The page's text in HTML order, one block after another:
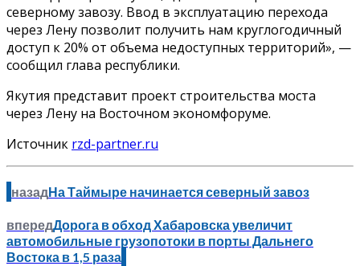
северному завозу. Ввод в эксплуатацию перехода
через Лену позволит получить нам круглогодичный
доступ к 20% от объема недоступных территорий», —
сообщил глава республики.
Якутия представит проект строительства моста
через Лену на Восточном экономфоруме.
Источник rzd-partner.ru
назадНа Таймыре начинается северный завоз
впередДорога в обход Хабаровска увеличит
автомобильные грузопотоки в порты Дальнего
Востока в 1,5 раза